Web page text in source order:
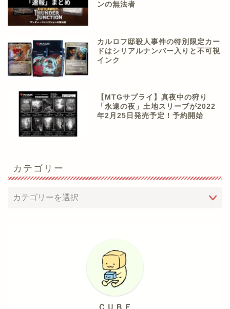
ンの無法者
カルロフ邸殺人事件の特別限定カー
ドはシリアルナンバー入りと不可視
インク
【MTGサプライ】真夜中の狩り
「永遠の夜」土地スリーブが2022
年2月25日発売予定！予約開始
カテゴリー
ＣＵＢＥ